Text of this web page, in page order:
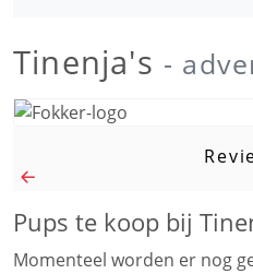
Tinenja's -
Pups te koop bij
Momenteel worden er nog